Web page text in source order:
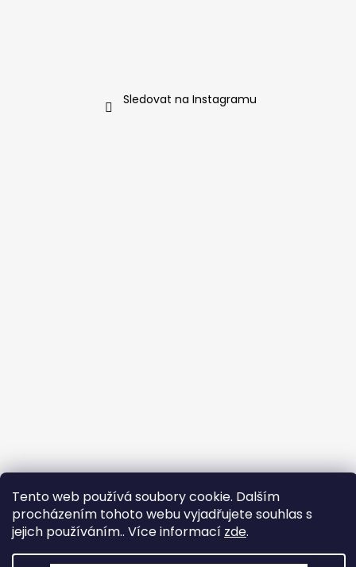
Tento web používá soubory cookie. Dalším
procházením tohoto webu vyjadřujete souhlas s
jejich používáním.. Více informací zde.
Sledovat na Instagramu
Vytvořil Shoptet